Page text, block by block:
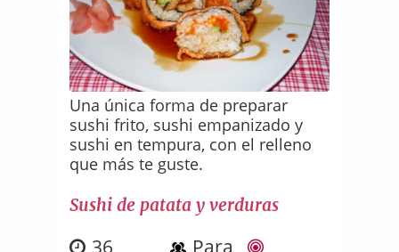
Una única forma de preparar
sushi frito, sushi empanizado y
sushi en tempura, con el relleno
que más te guste.
Sushi de patata y verduras
36
Para